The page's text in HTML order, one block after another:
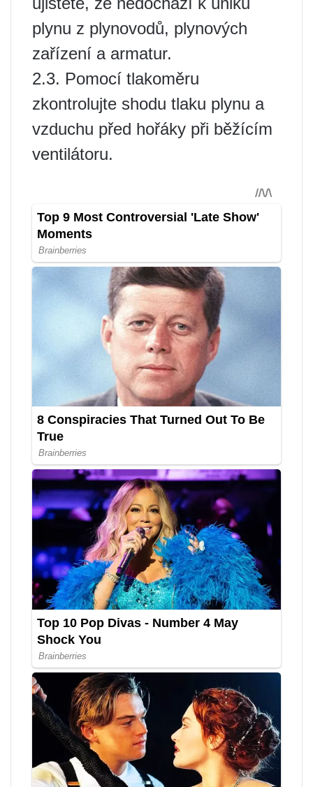
plynu z plynovodů, plynových
zařízení a armatur.
2.3. Pomocí tlakoměru
zkontrolujte shodu tlaku plynu a
vzduchu před hořáky při běžícím
ventilátoru.